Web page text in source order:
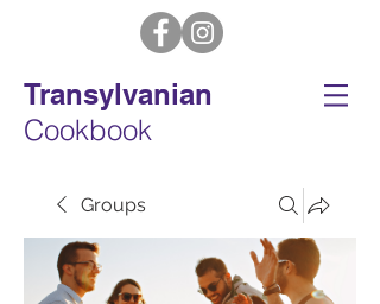
Transylvanian
Cookbook
Groups